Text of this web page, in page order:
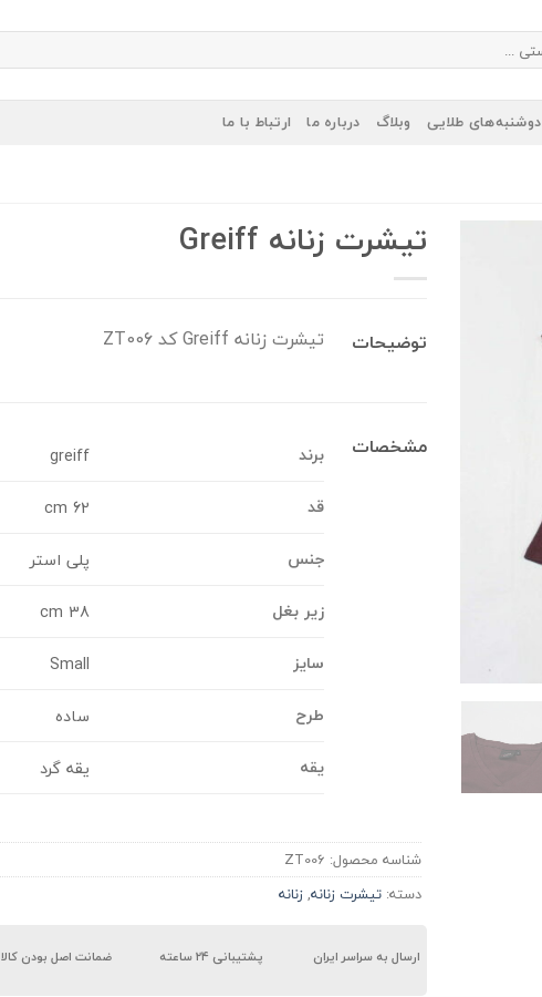
دوشنبه‌های طلایی وبلاگ درباره ما ارتباط با ما
تیشرت زنانه Greiff
توضیحات تیشرت زنانه Greiff کد ZT006
مشخصات برند
greiff
قد
62 cm
جنس
پلی استر
زیر بغل
38 cm
سایز
Small
طرح
ساده
یقه
یقه گرد
شناسه محصول: ZT006
دسته: تیشرت زنانه,زنانه
ارسال به سراسر ایران پشتیبانی ۲۴ ساعته ضمانت اصل بودن کالا